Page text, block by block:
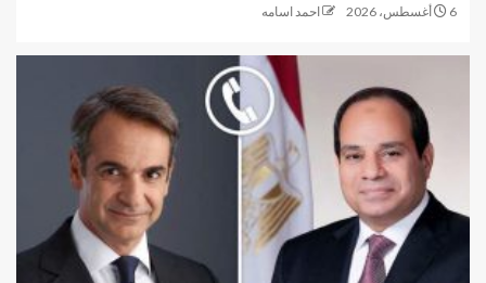
6 أغسطس، 2026 احمد اسامه